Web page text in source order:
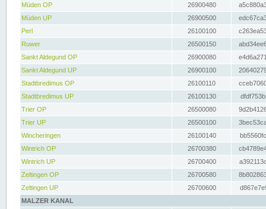
Müden OP
26900480
Müden UP
26900500
Perl
26100100
Ruwer
26500150
Sankt Aldegund OP
26900080
Sankt Aldegund UP
26900100
Stadtbredimus OP
26100110
Stadtbredimus UP
26100130
Trier OP
26500080
Trier UP
26500100
Wincheringen
26100140
Wintrich OP
26700380
Wintrich UP
26700400
Zeltingen OP
26700580
Zeltingen UP
26700600
MALZER KANAL